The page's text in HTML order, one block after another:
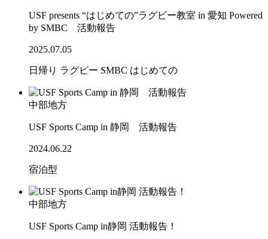
USF presents “はじめての”ラグビー教室 in 愛知 Powered
by SMBC 活動報告
2025.07.05
日帰り ラグビー SMBC はじめての
中部地方
USF Sports Camp in 静岡 活動報告
2024.06.22
宿泊型
中部地方
USF Sports Camp in静岡 活動報告！